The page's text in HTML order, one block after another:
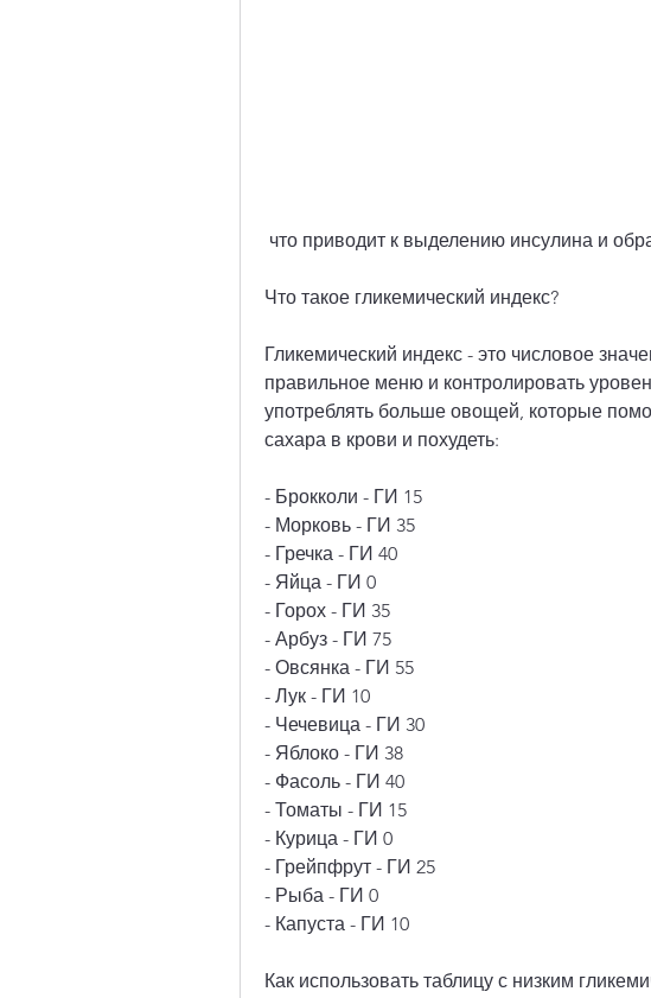
что приводит к выделению инсулина и
Что такое гликемический индекс?
Гликемический индекс - это числовое
правильное меню и контролировать
употреблять больше овощей, которые
сахара в крови и похудеть:
- Брокколи - ГИ 15
- Морковь - ГИ 35
- Гречка - ГИ 40
- Яйца - ГИ 0
- Горох - ГИ 35
- Арбуз - ГИ 75
- Овсянка - ГИ 55
- Лук - ГИ 10
- Чечевица - ГИ 30
- Яблоко - ГИ 38
- Фасоль - ГИ 40
- Томаты - ГИ 15
- Курица - ГИ 0
- Грейпфрут - ГИ 25
- Рыба - ГИ 0
- Капуста - ГИ 10
Как использовать таблицу с низким